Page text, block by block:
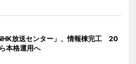
放送センター」、情報棟完工 20
本格運用へ